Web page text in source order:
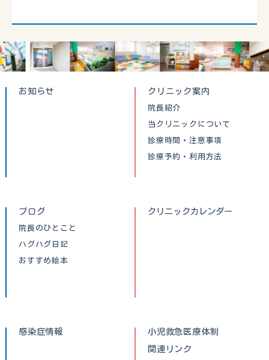
お知らせ クリニック案内
院長紹介
当クリニックについて
診療時間・注意事項
診療予約・利用方法
ブログ
院長のひとこと
ハグハグ日記
おすすめ絵本
クリニックカレンダー
感染症情報
小児救急医療体制
関連リンク